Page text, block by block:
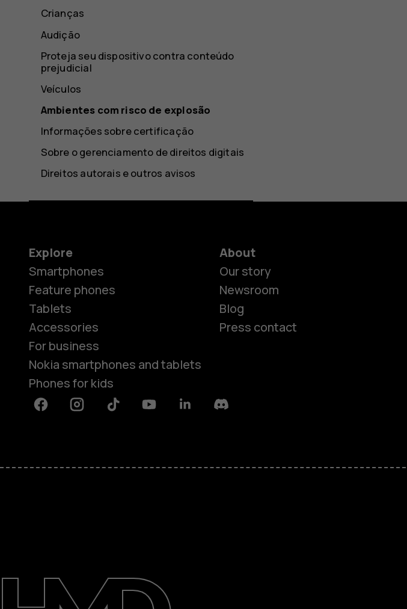
Support
Crianças
Audição
Proteja seu dispositivo contra conteúdo
prejudicial
Veículos
Ambientes com risco de explosão
Informações sobre certificação
Sobre o gerenciamento de direitos digitais
Direitos autorais e outros avisos
Explore
Smartphones
Feature phones
Tablets
Accessories
For business
Nokia smartphones and tablets
Phones for kids
About
Our story
Newsroom
Blog
Press contact
FacebookInstagramTiktok YoutubeLinkedinDiscord